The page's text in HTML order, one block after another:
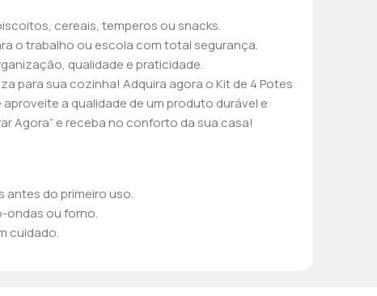
cereais, temperos ou snacks.
o trabalho ou escola com total segurança.
qualidade e praticidade.
para sua cozinha! Adquira agora o Kit de 4 Potes
aproveite a qualidade de um produto durável e
Agora” e receba no conforto da sua casa!
antes do primeiro uso.
ondas ou forno.
cuidado.